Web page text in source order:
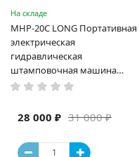
На складе
MHP-20C LONG Портативная
электрическая
гидравлическая
штамповочная машина
высокая мощность и мощный
машина
31 000 ₽
28 000 ₽